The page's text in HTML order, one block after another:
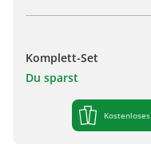
Komplett-Set
Du sparst
Kostenloses